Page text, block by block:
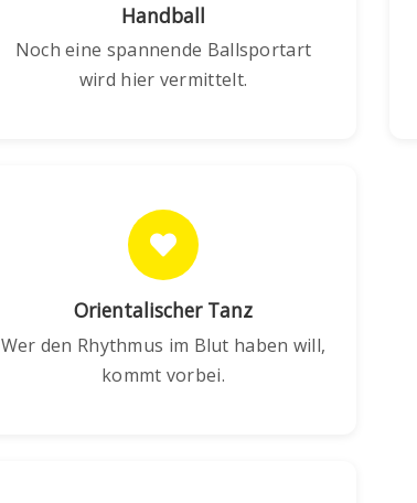
Handball
Noch eine spannende Ballsportart
wird hier vermittelt.
Orientalischer Tanz
Wer den Rhythmus im Blut haben will,
kommt vorbei.